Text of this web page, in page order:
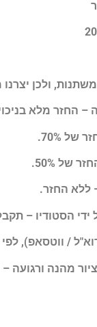
ולכן
70%.
ללא החזר.
הסטודיו –
/ ווטסאפ),
ציור מהנה